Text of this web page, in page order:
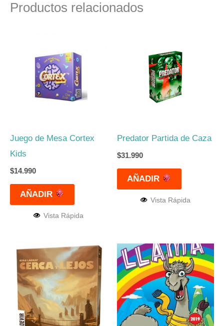
Productos relacionados
Juego de Mesa Cortex
Kids
$14.990
AÑADIR
Vista Rápida
Predator Partida de Caza
$31.990
AÑADIR
Vista Rápida